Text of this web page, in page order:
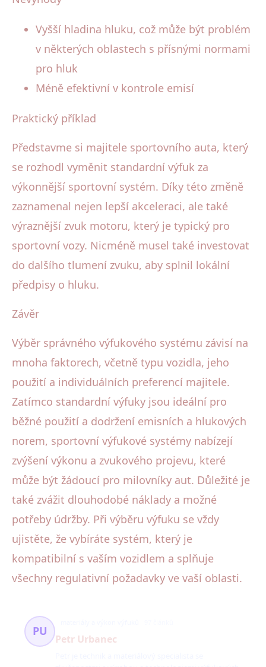
Vyšší hladina hluku, což může být problém
v některých oblastech s přísnými normami
pro hluk
Méně efektivní v kontrole emisí
Praktický příklad
Představme si majitele sportovního auta, který
se rozhodl vyměnit standardní výfuk za
výkonnější sportovní systém. Díky této změně
zaznamenal nejen lepší akceleraci, ale také
výraznější zvuk motoru, který je typický pro
sportovní vozy. Nicméně musel také investovat
do dalšího tlumení zvuku, aby splnil lokální
předpisy o hluku.
Závěr
Výběr správného výfukového systému závisí na
mnoha faktorech, včetně typu vozidla, jeho
použití a individuálních preferencí majitele.
Zatímco standardní výfuky jsou ideální pro
běžné použití a dodržení emisních a hlukových
norem, sportovní výfukové systémy nabízejí
zvýšení výkonu a zvukového projevu, které
může být žádoucí pro milovníky aut. Důležité je
také zvážit dlouhodobé náklady a možné
potřeby údržby. Při výběru výfuku se vždy
ujistěte, že vybíráte systém, který je
kompatibilní s vaším vozidlem a splňuje
všechny regulativní požadavky ve vaší oblasti.
PU
Petr Urbanec